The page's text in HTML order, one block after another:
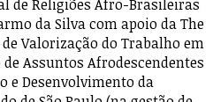
de Religiões Afro-Brasileiras
da Silva com apoio da The
Valorização do Trabalho em
Assuntos Afrodescendentes
e Desenvolvimento da